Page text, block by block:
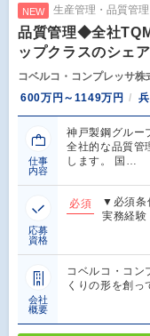
NEW 生産管理・品質管
品質管理◆全社
ップクラスのシェ
コベルコ・コンプレッサ株
600万円～1149万円
仕事
内容
神戸製鋼グルー
全社的な品質管
します。 国…
応募
資格
必須
▼必須条
実務経
会社
概要
コベルコ・コン
くりの形を創